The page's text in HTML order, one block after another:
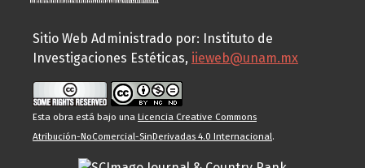
Sitio Web Administrado por: Instituto de
Investigaciones Estéticas, iieweb@unam.mx
Esta obra está bajo una Licencia Creative Commons
Atribución-NoComercial-SinDerivadas 4.0 Internacional.